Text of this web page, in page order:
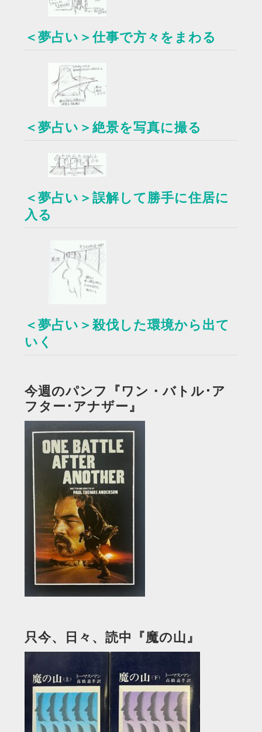
＜夢占い＞仕事で方々をまわる
＜夢占い＞絶景を写真に撮る
＜夢占い＞誤解して勝手に住居に
入る
＜夢占い＞殺伐した環境から出て
いく
今週のパンフ『ワン・バトル･ア
フター･アナザー』
只今、日々、読中『魔の山』